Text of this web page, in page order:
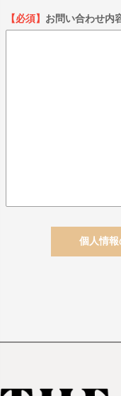
【必須】 お問い合わせ内
個人情